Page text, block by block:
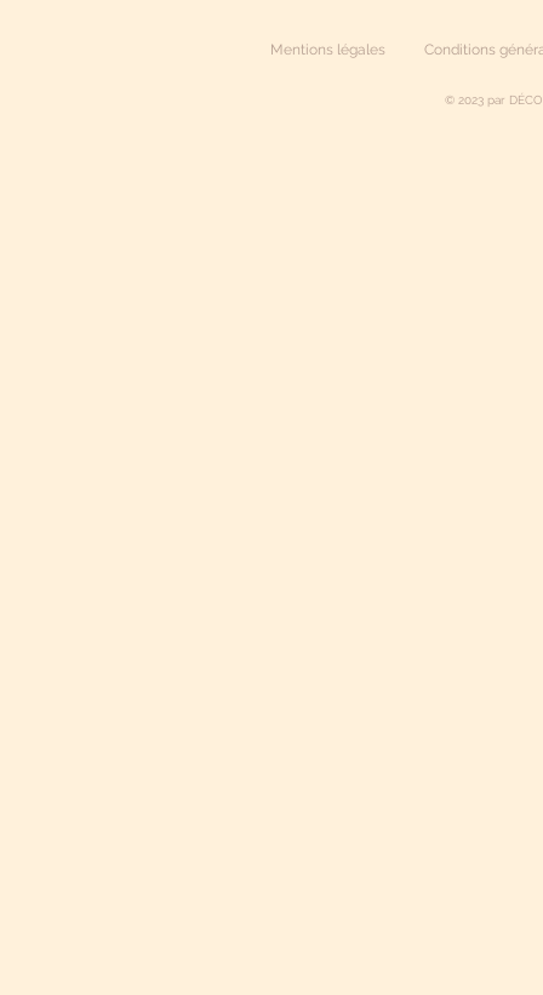
© 2023 par
Mentions légales Conditions